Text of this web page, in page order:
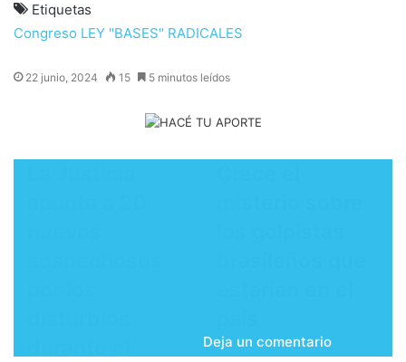
Etiquetas
Congreso LEY "BASES" RADICALES
22 junio, 2024 15 5 minutos leídos
Deja un comentario